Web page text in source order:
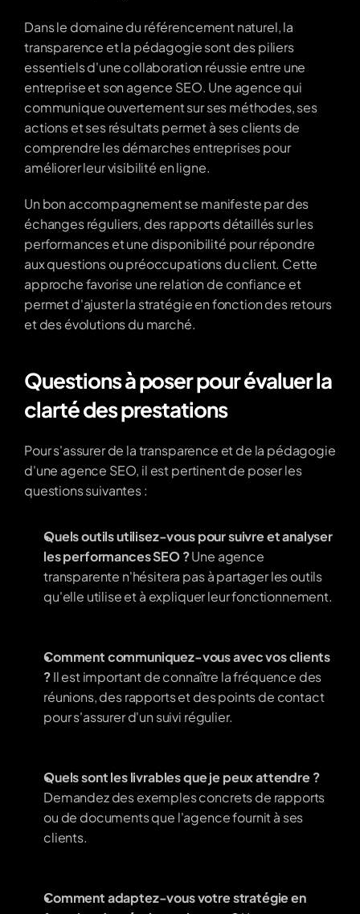
Dans le domaine du référencement naturel, la
transparence et la pédagogie sont des piliers
essentiels d'une collaboration réussie entre une
entreprise et son agence SEO. Une agence qui
communique ouvertement sur ses méthodes, ses
actions et ses résultats permet à ses clients de
comprendre les démarches entreprises pour
améliorer leur visibilité en ligne.
Un bon accompagnement se manifeste par des
échanges réguliers, des rapports détaillés sur les
performances et une disponibilité pour répondre
aux questions ou préoccupations du client. Cette
approche favorise une relation de confiance et
permet d'ajuster la stratégie en fonction des retours
et des évolutions du marché.
Questions à poser pour évaluer la
clarté des prestations
Pour s'assurer de la transparence et de la pédagogie
d'une agence SEO, il est pertinent de poser les
questions suivantes :
Quels outils utilisez-vous pour suivre et analyser
les performances SEO ? Une agence
transparente n'hésitera pas à partager les outils
qu'elle utilise et à expliquer leur fonctionnement.
Comment communiquez-vous avec vos clients
? Il est important de connaître la fréquence des
réunions, des rapports et des points de contact
pour s'assurer d'un suivi régulier.
Quels sont les livrables que je peux attendre ?
Demandez des exemples concrets de rapports
ou de documents que l'agence fournit à ses
clients.
Comment adaptez-vous votre stratégie en